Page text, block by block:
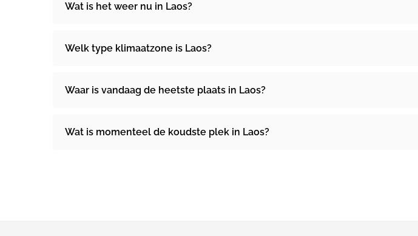
Wat is het weer nu in Laos?
Welk type klimaatzone is Laos?
Waar is vandaag de heetste plaats in Laos?
Wat is momenteel de koudste plek in Laos?